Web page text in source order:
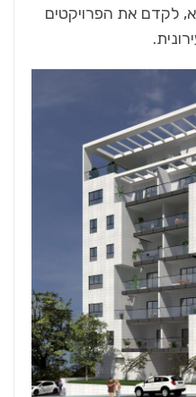
לקדם את הפרויקטים